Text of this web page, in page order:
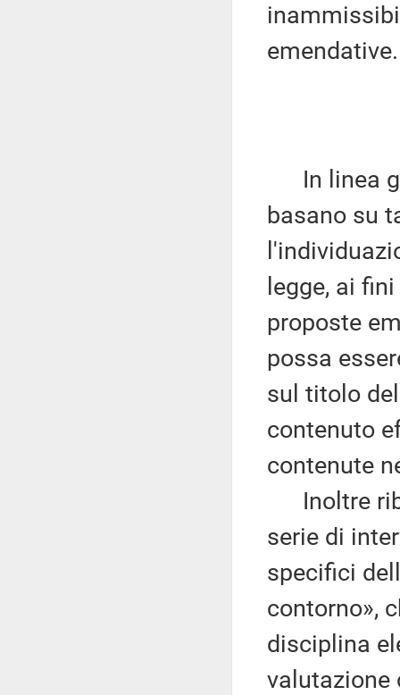
emendative.
In linea
basano su
legge, ai
proposte
possa
sul titolo
contenuto
contenute
Inoltre
serie di
specifici
contorno»,
disciplina
valutazione